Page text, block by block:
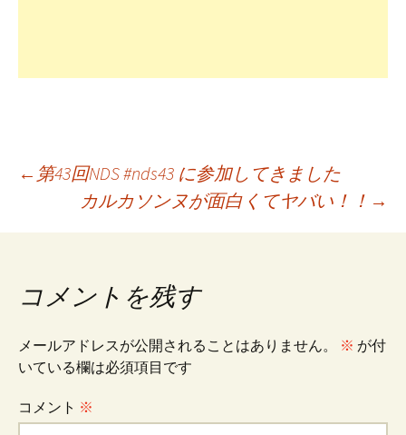
投
稿
ナ
ビ
ゲ
← 第43回NDS #nds43 に参加してきました
カルカソンヌが面白くてヤバい！！ →
コメントを残す
メールアドレスが公開されることはありません。 ※ が付
いている欄は必須項目です
コメント ※